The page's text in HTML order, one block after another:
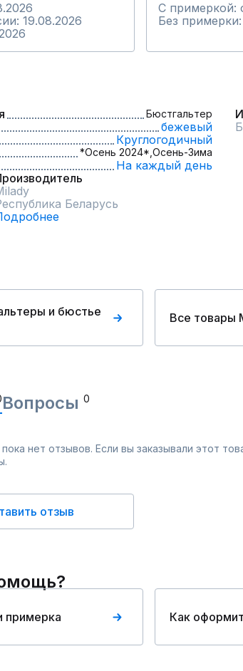
19.08.2026
С примеркой:
Без
Бюстгальтер
бежевый
Круглогодичный
*Осень 2024*, Осень-Зима
На каждый день
Беларусь
и бюстье
Все товары
Вопросы 0
нет отзывов. Если вы заказывали этот
отзыв
примерка Как